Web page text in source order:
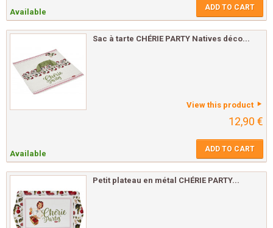
Available ADD TO CART
Sac à tarte CHÉRIE PARTY Natives déco...
View this product
12,90 €
Available ADD TO CART
Petit plateau en métal CHÉRIE PARTY...